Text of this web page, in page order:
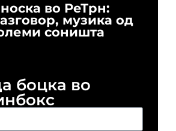
во РеТрн:
музика од
соништа
боцка во